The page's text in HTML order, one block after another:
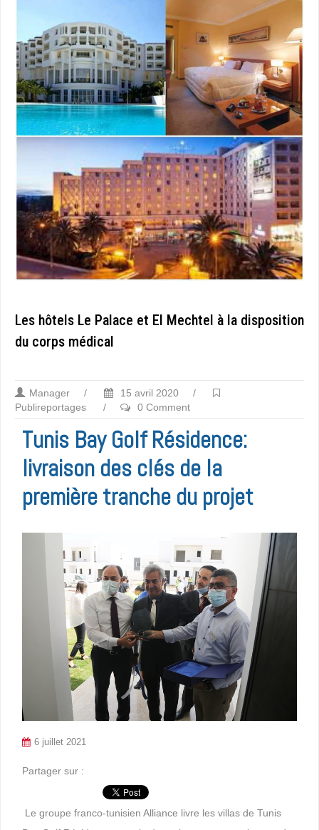
Les hôtels Le Palace et El Mechtel à la disposition
du corps médical
Manager / 15 avril 2020
/
Publireportages
/ 0 Comment
Tunis Bay Golf Résidence:
livraison des clés de la
première tranche du projet
6 juillet 2021
Partager sur :
Le groupe franco-tunisien Alliance livre les villas de Tunis